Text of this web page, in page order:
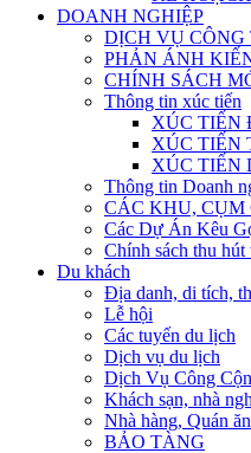
DOANH NGHIỆP
DỊCH VỤ CÔNG
PHẢN ÁNH
CHÍNH SÁCH
Thông tin xúc tiến
XÚC TIẾN
XÚC TIẾN
XÚC TIẾN
Thông tin Doanh
CÁC KHU, CỤM
Các Dự Án Kêu
Chính sách thu
Du khách
Địa danh, di tích,
Lễ hội
Các tuyến du lịch
Dịch vụ du lịch
Dịch Vụ Công
Khách sạn, nhà
Nhà hàng, Quán ăn
BẢO TÀNG